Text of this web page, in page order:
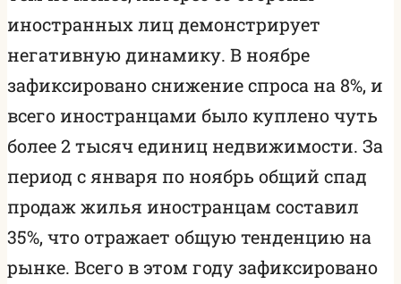
иностранных лиц демонстрирует
негативную динамику. В ноябре
зафиксировано снижение спроса на 8%, и
всего иностранцами было куплено чуть
более 2 тысяч единиц недвижимости. За
период с января по ноябрь общий спад
продаж жилья иностранцам составил
35%, что отражает общую тенденцию на
рынке. Всего в этом году зафиксировано